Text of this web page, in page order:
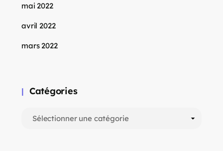
mai 2022
avril 2022
mars 2022
Catégories